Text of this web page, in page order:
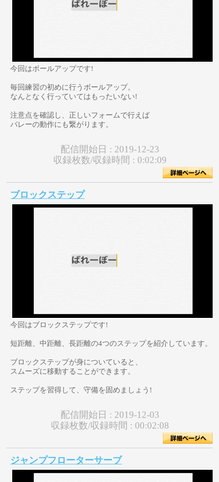
今回はボールアップです!
毎回練習の初めに行うボールアップ。
なんとなく行っていてはもったいない!
注意点を確認し、正しいフォームで行えば
バレーの動作にも繋がります。
配信開始日 : 2019-12-23
収録枚数/収録時間 : 0:02:09
ブロックステップ
今回はブロックステップです!
短距離、中距離、長距離の4つのステップを紹介しています。
ブロックステップが身についていると、
スムーズに移動することができます。
ステップを習得して、守備を固めましょう!
配信開始日 : 2019-12-03
収録枚数/収録時間 : 00:02:08
ジャンプフローターサーブ